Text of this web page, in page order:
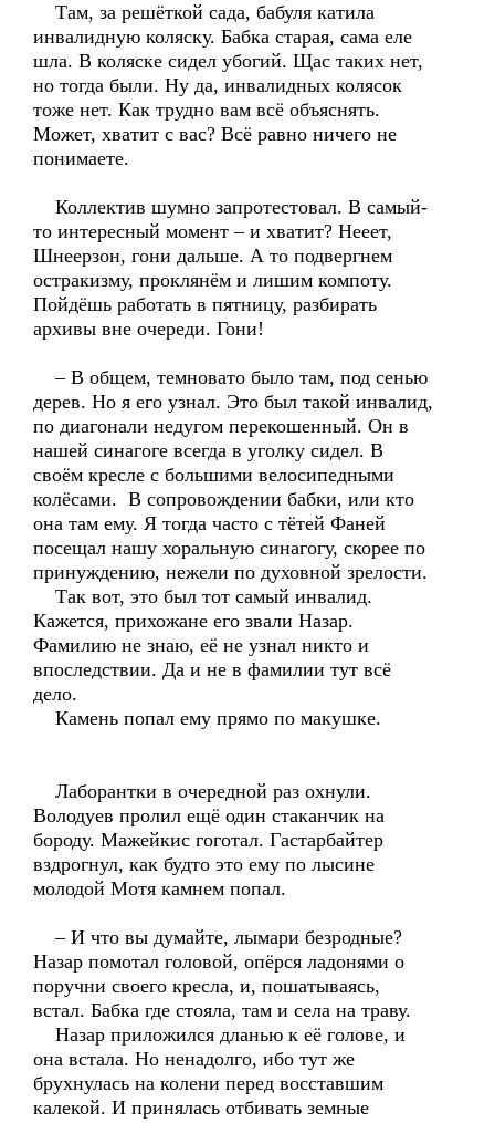
Там, за решёткой сада, бабуля катила
инвалидную коляску. Бабка старая, сама еле
шла. В коляске сидел убогий. Щас таких нет,
но тогда были. Ну да, инвалидных колясок
тоже нет. Как трудно вам всё объяснять.
Может, хватит с вас? Всё равно ничего не
понимаете.
Коллектив шумно запротестовал. В самый-
то интересный момент – и хватит? Нееет,
Шнеерзон, гони дальше. А то подвергнем
остракизму, проклянём и лишим компоту.
Пойдёшь работать в пятницу, разбирать
архивы вне очереди. Гони!
– В общем, темновато было там, под сенью
дерев. Но я его узнал. Это был такой инвалид,
по диагонали недугом перекошенный. Он в
нашей синагоге всегда в уголку сидел. В
своём кресле с большими велосипедными
колёсами. В сопровождении бабки, или кто
она там ему. Я тогда часто с тётей Фаней
посещал нашу хоральную синагогу, скорее по
принуждению, нежели по духовной зрелости.
Так вот, это был тот самый инвалид.
Кажется, прихожане его звали Назар.
Фамилию не знаю, её не узнал никто и
впоследствии. Да и не в фамилии тут всё
дело.
Камень попал ему прямо по макушке.
Лаборантки в очередной раз охнули.
Володуев пролил ещё один стаканчик на
бороду. Мажейкис гоготал. Гастарбайтер
вздрогнул, как будто это ему по лысине
молодой Мотя камнем попал.
– И что вы думайте, лымари безродные?
Назар помотал головой, опёрся ладонями о
поручни своего кресла, и, пошатываясь,
встал. Бабка где стояла, там и села на траву.
Назар приложился дланью к её голове, и
она встала. Но ненадолго, ибо тут же
брухнулась на колени перед восставшим
калекой. И принялась отбивать земные